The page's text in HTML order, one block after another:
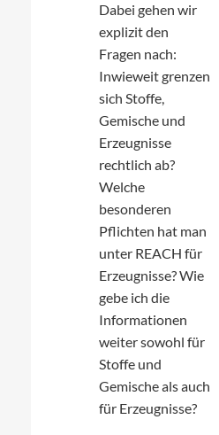
Dabei gehen wir
explizit den
Fragen nach:
Inwieweit grenzen
sich Stoffe,
Gemische und
Erzeugnisse
rechtlich ab?
Welche
besonderen
Pflichten hat man
unter REACH für
Erzeugnisse? Wie
gebe ich die
Informationen
weiter sowohl für
Stoffe und
Gemische als auch
für Erzeugnisse?